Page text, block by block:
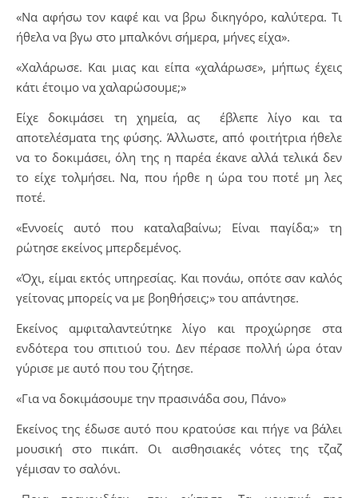
«Να αφήσω τον καφέ και να βρω δικηγόρο, καλύτερα. Τι
ήθελα να βγω στο μπαλκόνι σήμερα, μήνες είχα».
«Χαλάρωσε. Και μιας και είπα «χαλάρωσε», μήπως έχεις
κάτι έτοιμο να χαλαρώσουμε;»
Είχε δοκιμάσει τη χημεία, ας έβλεπε λίγο και τα
αποτελέσματα της φύσης. Άλλωστε, από φοιτήτρια ήθελε
να το δοκιμάσει, όλη της η παρέα έκανε αλλά τελικά δεν
το είχε τολμήσει. Να, που ήρθε η ώρα του ποτέ μη λες
ποτέ.
«Εννοείς αυτό που καταλαβαίνω; Είναι παγίδα;» τη
ρώτησε εκείνος μπερδεμένος.
«Όχι, είμαι εκτός υπηρεσίας. Και πονάω, οπότε σαν καλός
γείτονας μπορείς να με βοηθήσεις;» του απάντησε.
Εκείνος αμφιταλαντεύτηκε λίγο και προχώρησε στα
ενδότερα του σπιτιού του. Δεν πέρασε πολλή ώρα όταν
γύρισε με αυτό που του ζήτησε.
«Για να δοκιμάσουμε την πρασινάδα σου, Πάνο»
Εκείνος της έδωσε αυτό που κρατούσε και πήγε να βάλει
μουσική στο πικάπ. Οι αισθησιακές νότες της τζαζ
γέμισαν το σαλόνι.